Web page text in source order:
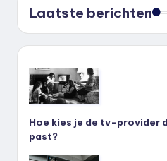
Laatste berichten
Hoe kies je de tv-provider
past?